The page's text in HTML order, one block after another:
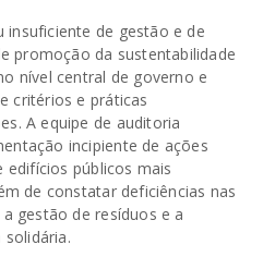
insuficiente de gestão e de
promoção da sustentabilidade
nível central de governo e
critérios e práticas
A equipe de auditoria
incipiente de ações
edifícios públicos mais
de constatar deficiências nas
gestão de resíduos e a